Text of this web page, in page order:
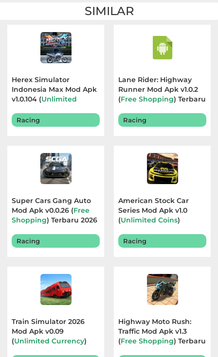
SIMILAR
Herex Simulator
Indonesia Max Mod Apk
v1.0.104 (Unlimited
Racing
Lane Rider: Highway
Runner Mod Apk v1.0.2
(Free Shopping) Terbaru
Racing
Super Cars Gang Auto
Mod Apk v0.0.26 (Free
Shopping) Terbaru 2026
Racing
American Stock Car
Series Mod Apk v1.0
(Unlimited Coins)
Racing
Train Simulator 2026
Mod Apk v0.09
(Unlimited Currency)
Highway Moto Rush:
Traffic Mod Apk v1.3
(Free Shopping) Terbaru